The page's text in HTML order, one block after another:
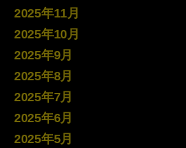
2025年11月
2025年10月
2025年9月
2025年8月
2025年7月
2025年6月
2025年5月